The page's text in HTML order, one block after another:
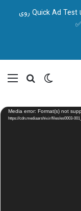
🎯 قبل از شروع کمپین، تصمیم درست بگیر! با Quick Ad Test روی
تغییر پوسته
Media error: Format(s) not